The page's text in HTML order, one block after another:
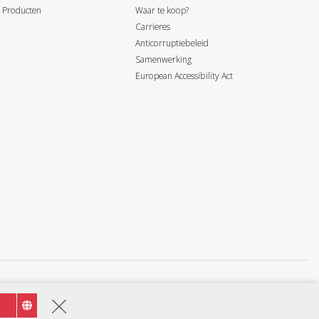
Producten
Waar te koop?
Carrieres
Anticorruptiebeleid
Samenwerking
European Accessibility Act
vertegenwoordiger voor volledige details. Copyright © ViewSonic Corporation 2000-:jaar. Alle